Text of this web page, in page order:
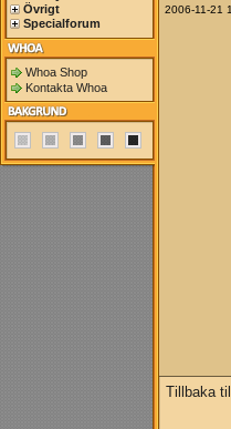
Övrigt
Specialforum
Whoa Shop
Kontakta Whoa
2006-11-21
Tillbaka